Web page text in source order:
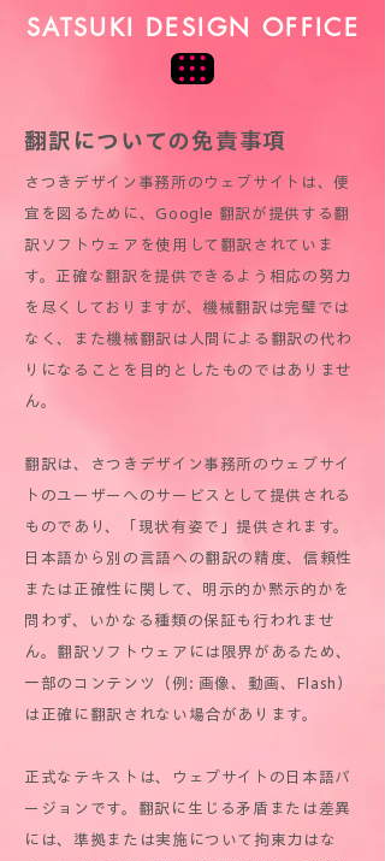
SATSUKI DESIGN OFFICE
翻訳についての免責事項
さつきデザイン事務所のウェブサイトは、便
宜を図るために、Google 翻訳が提供する翻
訳ソフトウェアを使用して翻訳されていま
す。正確な翻訳を提供できるよう相応の努力
を尽くしておりますが、機械翻訳は完璧では
なく、また機械翻訳は人間による翻訳の代わ
りになることを目的としたものではありませ
ん。
翻訳は、さつきデザイン事務所のウェブサイ
トのユーザーへのサービスとして提供される
ものであり、「現状有姿で」提供されます。
日本語から別の言語への翻訳の精度、信頼性
または正確性に関して、明示的か黙示的かを
問わず、いかなる種類の保証も行われませ
ん。翻訳ソフトウェアには限界があるため、
一部のコンテンツ（例: 画像、動画、Flash）
は正確に翻訳されない場合があります。
正式なテキストは、ウェブサイトの日本語バ
ージョンです。翻訳に生じる矛盾または差異
には、準拠または実施について拘束力はな